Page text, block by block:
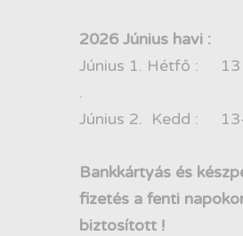
2026 Június havi :
Június 1. Hétfő : 13
.
Június 2. Kedd :
Bankkártyás és
fizetés a fenti
biztosított !